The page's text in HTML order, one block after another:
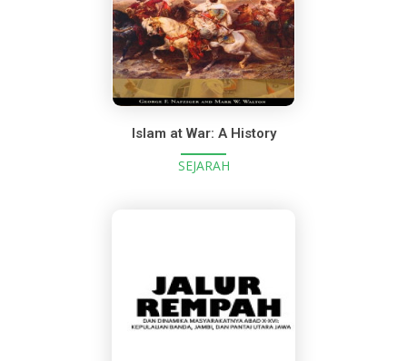
Islam at War: A History
SEJARAH